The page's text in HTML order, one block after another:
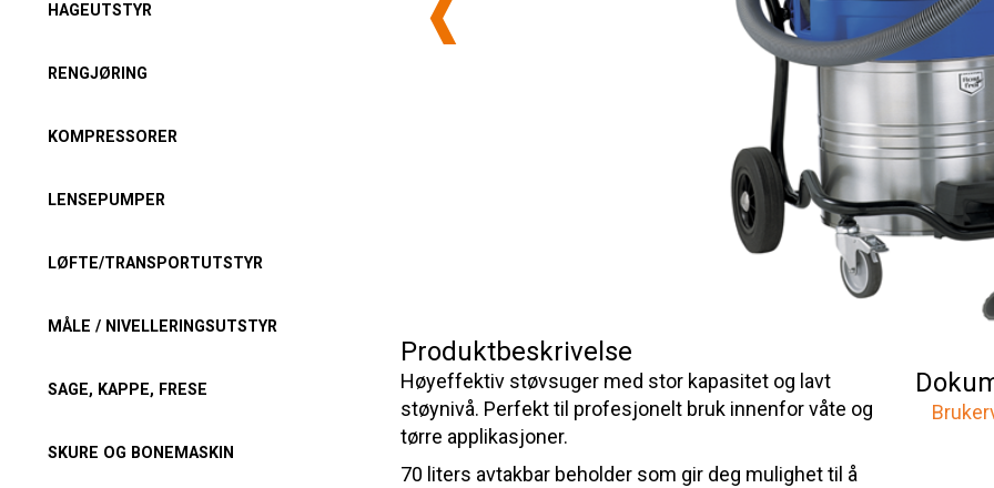
HAGEUTSTYR
RENGJØRING
KOMPRESSORER
LENSEPUMPER
LØFTE/TRANSPORTUTSTYR
MÅLE / NIVELLERINGSUTSTYR
SAGE, KAPPE, FRESE
SKURE OG BONEMASKIN
Produktbeskrivelse
Høyeffektiv støvsuger med stor kapasitet og lavt
støynivå. Perfekt til profesjonelt bruk innenfor våte og
tørre applikasjoner.
70 liters avtakbar beholder som gir deg mulighet til å